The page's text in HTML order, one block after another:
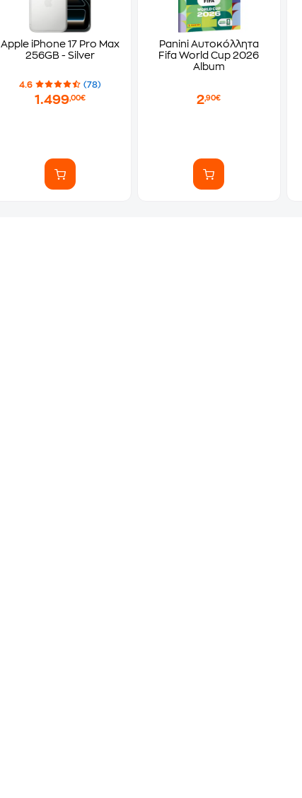
Apple iPhone 17 Pro Max
256GB - Silver
4.6 (78)
1.499,00€
Panini Αυτοκόλλητα
Fifa World Cup 2026
Album
2,90€